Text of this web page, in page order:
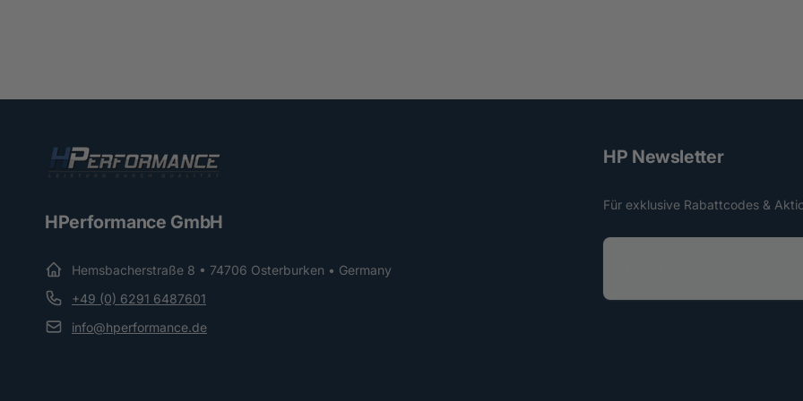
HPerformance GmbH
Hemsbacherstraße 8 • 74706 Osterburken • Germany
+49 (0) 6291 6487601
info@hperformance.de
HP Newsletter
Für exklusive Rabattcodes &
E